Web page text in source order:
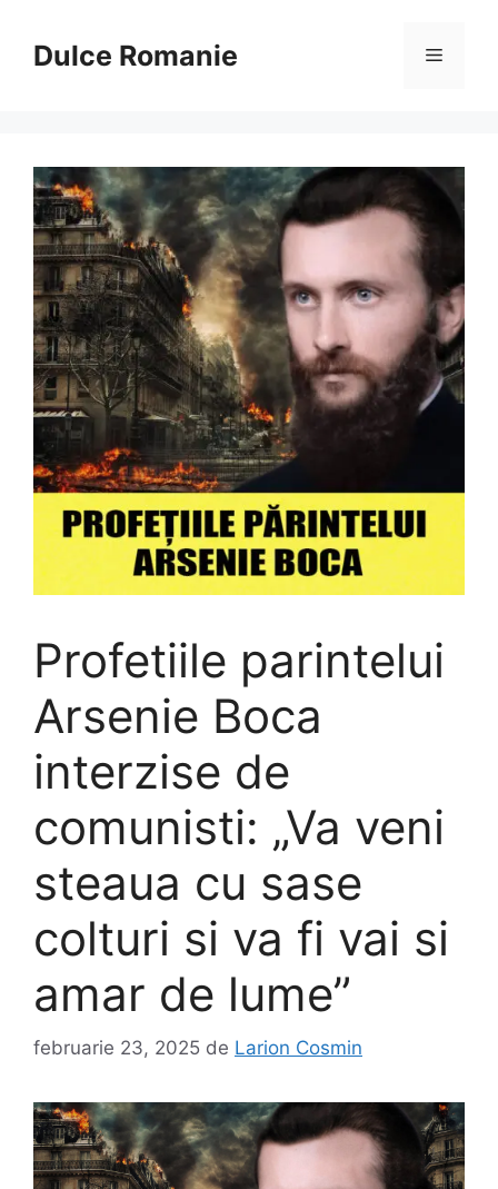
conținutDulce Romanie Meniu
Profetiile parintelui
Arsenie Boca
interzise de
comunisti: „Va veni
steaua cu sase
colturi si va fi vai si
amar de lume”
februarie 23, 2025 de Larion Cosmin